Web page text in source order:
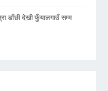
डाँछी देखी फुँयालगाउँ सम्म